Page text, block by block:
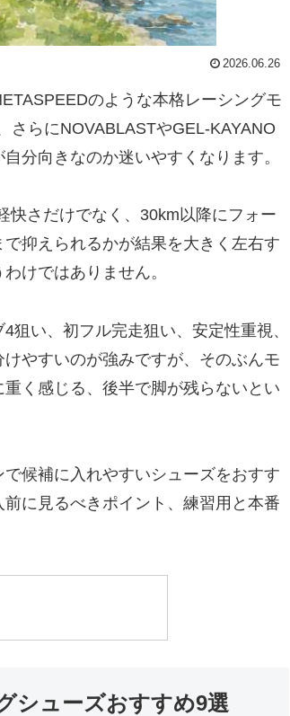
2026.06.26
のような本格レーシングモ
さらにNOVABLASTやGEL-KAYANO
分向きなのか迷いやすくなります。
快さだけでなく、30km以降にフォー
抑えられるかが結果を大きく左右す
けではありません。
い、初フル完走狙い、安定性重視、
やすいのが強みですが、そのぶんモ
く感じる、後半で脚が残らないとい
候補に入れやすいシューズをおすす
に見るべきポイント、練習用と本番
シューズおすすめ9選